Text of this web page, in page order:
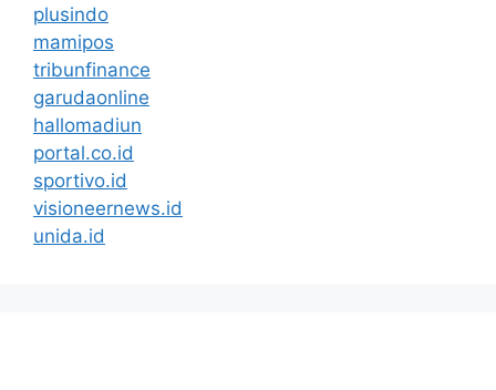
plusindo
mamipos
tribunfinance
garudaonline
hallomadiun
portal.co.id
sportivo.id
visioneernews.id
unida.id